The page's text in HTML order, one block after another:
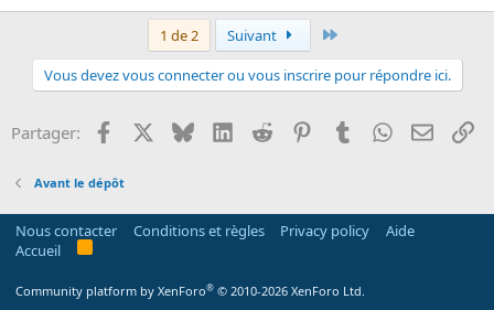
1 de 2 Suivant
Vous devez vous connecter ou vous inscrire pour répondre ici.
Partager: Facebook BlueskyLinkedInReddit PinterestTumblrWhatsApp
Email
Avant le dépôt
Nous contacter Conditions et règles Privacy policy
Aide
Accueil
Community platform by XenForo® © 2010-2026 XenForo Ltd.